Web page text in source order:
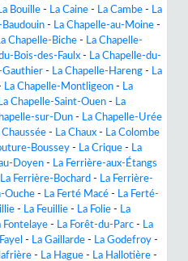
La Bouille - La Caine - La Cambe - La
Baudouin - La Chapelle-au-Moine -
Chapelle-Biche - La Chapelle-
Bois-des-Faulx - La Chapelle-du-
Gauthier - La Chapelle-Hareng - La
La Chapelle-Montligeon - La
La Chapelle-Saint-Ouen - La
sur-Dun - La Chapelle-Urée
Chaussée - La Chaux - La Colombe
Boussey - La Crique - La
Doyen - La Ferrière-aux-Étangs
La Ferrière-Bochard - La Ferrière-
Ouche - La Ferté Macé - La Ferté-
- La Feuillie - La Folie - La
Fontelaye - La Forêt-du-Parc - La
- La Gaillarde - La Godefroy -
- La Hague - La Hallotière -